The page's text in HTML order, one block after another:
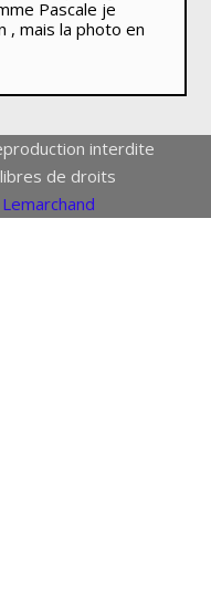
Pascale je
, mais la photo en
interdite
de droits